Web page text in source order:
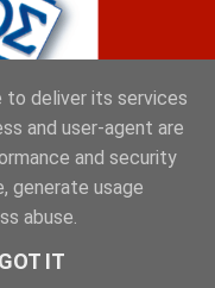
to deliver its services
and user-agent are
and security
generate usage
abuse.
GOT IT